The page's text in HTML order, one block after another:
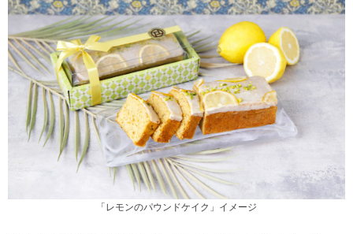
「レモンのパウンドケイク」イメージ